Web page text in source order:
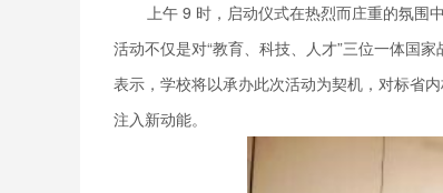
上午 9 时，启动仪式在热烈而庄重的氛围
活动不仅是对“教育、科技、人才”三位一体国
表示，学校将以承办此次活动为契机，对标省
注入新动能。